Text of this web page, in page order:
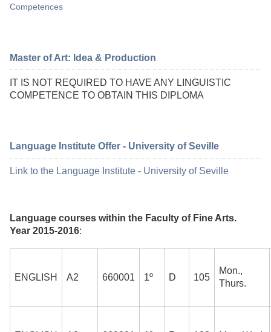
Competences
Master of Art: Idea & Production
IT IS NOT REQUIRED TO HAVE ANY LINGUISTIC
COMPETENCE TO OBTAIN THIS DIPLOMA
Language Institute Offer - University of Seville
Link to the Language Institute - University of Seville
Language courses within the Faculty of Fine Arts.
Year 2015-2016:
ENGLISH A2 660001 1º D 105
Mon.,
Thurs.